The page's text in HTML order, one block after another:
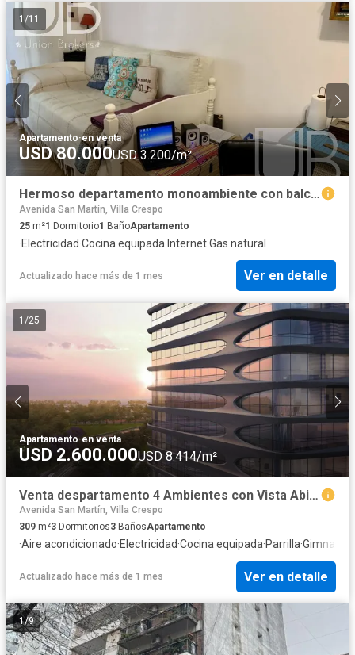
1/11
Apartamento·en venta
USD 80.000USD 3.200/m²
Hermoso departamento monoambiente con balcón, al frente. Muy luminoso!
Avenida San Martín, Villa Crespo
25 m²1 Dormitorio1 BañoApartamento
·Electricidad·Cocina equipada· Internet·Gas natural
Actualizado hace más de 1 mes Ver en detalle
1 /25
Apartamento·en venta
USD 2.600.000USD 8.414/m²
Venta despartamento 4 Ambientes con Vista Abierta al Hipódromo
Avenida San Martín, Villa Crespo
309 m²3 Dormitorios3 BañosApartamento
·Aire acondicionado·Electricidad·Cocina equipada·Parrilla·Gimnasio
Actualizado hace más de 1 mes Ver en detalle
1/9